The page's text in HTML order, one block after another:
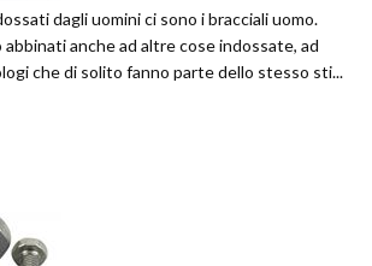
dagli uomini ci sono i bracciali uomo.
anche ad altre cose indossate, ad
che di solito fanno parte dello stesso sti...